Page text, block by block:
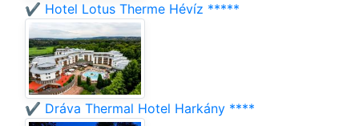
✔️ Hotel Lotus Therme Hévíz *****
✔️ Dráva Thermal Hotel Harkány ****